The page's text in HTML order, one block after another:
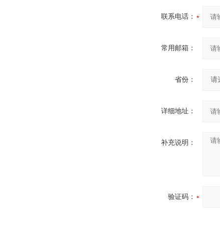
联系电话：
常用邮箱：
省份：
详细地址：
补充说明：
验证码：